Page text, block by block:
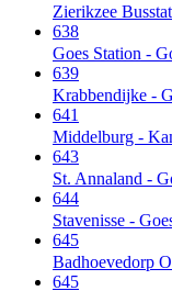
Zierikzee
638
Goes Station -
639
Krabbendijke -
641
Middelburg -
643
St. Annaland -
644
Stavenisse -
645
Badhoevedorp
645